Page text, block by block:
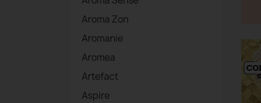
Aroma Zon
Aromanie
Aromea
Artefact
Aspire